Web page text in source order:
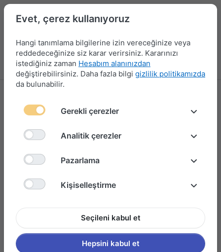
Menü Giriş yap Karşılaştırma Favori Listesi
Evet, çerez kullanıyoruz
Hangi tanımlama bilgilerine izin vereceğinize veya
reddedeceğinize siz karar verirsiniz. Kararınızı
istediğiniz zaman Hesabım alanınızdan
değiştirebilirsiniz. Daha fazla bilgi gizlilik politikamızda
da bulunabilir.
Gerekli çerezler
Analitik çerezler
Pazarlama
Kişiselleştirme
Seçileni kabul et
Hepsini kabul et